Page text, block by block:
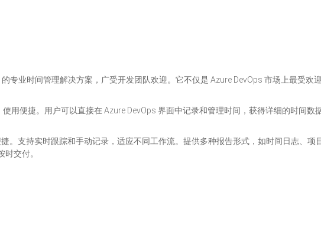
专业时间管理解决方案，广受开发团队欢迎。它不仅是 Azure DevOps 市场上最受欢
用便捷。用户可以直接在 Azure DevOps 界面中记录和管理时间，获得详细的时间数
。支持实时跟踪和手动记录，适应不同工作流。提供多种报告形式，如时间日志、项
交付。